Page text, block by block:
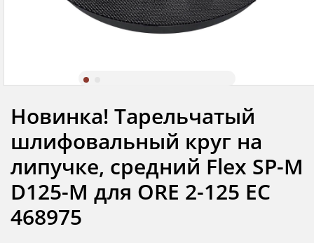
Новинка! Тарельчатый
шлифовальный круг на
липучке, средний Flex SP-M
D125-M для ORE 2-125 EC
468975